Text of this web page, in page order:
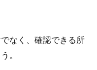
なく、確認できる所
。